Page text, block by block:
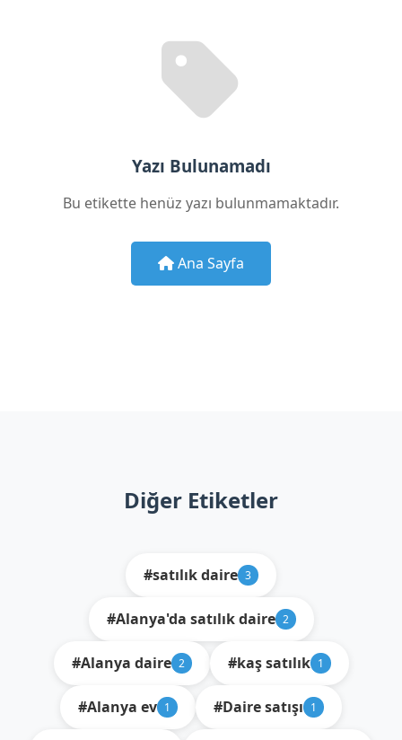
Yazı Bulunamadı
Bu etikette henüz yazı bulunmamaktadır.
Ana Sayfa
Diğer Etiketler
#satılık daire 3
#Alanya'da satılık daire 2
#Alanya daire 2 #kaş satılık 1
#Alanya ev 1 #Daire satışı 1